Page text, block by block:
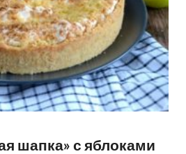
шапка» с яблоками